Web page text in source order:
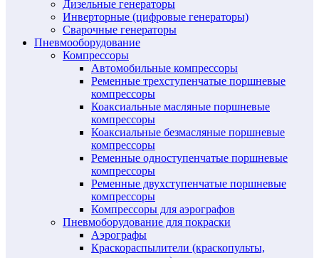
Дизельные генераторы
Инверторные (цифровые генераторы)
Сварочные генераторы
Пневмооборудование
Компрессоры
Автомобильные компрессоры
Ременные трехступенчатые поршневые
компрессоры
Коаксиальные масляные поршневые
компрессоры
Коаксиальные безмасляные поршневые
компрессоры
Ременные одноступенчатые поршневые
компрессоры
Ременные двухступенчатые поршневые
компрессоры
Компрессоры для аэрографов
Пневмоборудование для покраски
Аэрографы
Краскораспылители (краскопульты,